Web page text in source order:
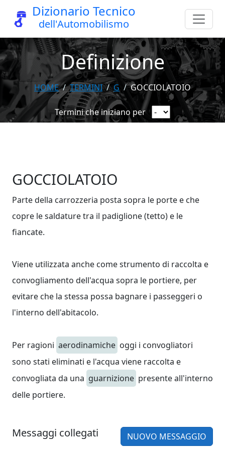
Dizionario Tecnico
dell'Automobilismo
Definizione
HOME TERMINI G GOCCIOLATOIO
Termini che iniziano per
GOCCIOLATOIO
Parte della carrozzeria posta sopra le porte e che
copre le saldature tra il padiglione (tetto) e le
fiancate.
Viene utilizzata anche come strumento di raccolta e
convogliamento dell'acqua sopra le portiere, per
evitare che la stessa possa bagnare i passeggeri o
l'interno dell'abitacolo.
Per ragioni aerodinamiche oggi i convogliatori
sono stati eliminati e l'acqua viene raccolta e
convogliata da una guarnizione presente all'interno
delle portiere.
Messaggi collegati
NUOVO MESSAGGIO